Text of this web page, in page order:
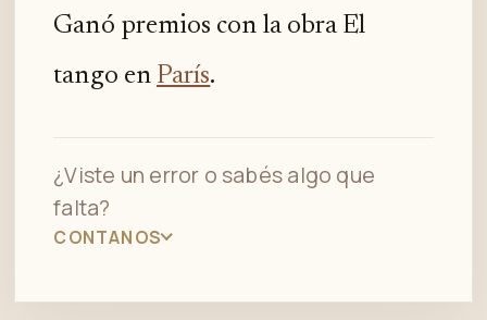
Ganó premios con la obra El
tango en París.
¿Viste un error o sabés algo que
falta?
CONTANOS